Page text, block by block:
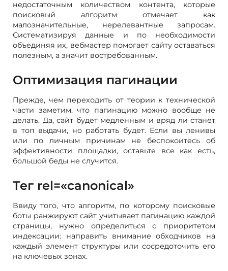
недостаточным количеством контента, которые
поисковый алгоритм отмечает как
малозначительные, нерелевантные запросам.
Систематизируя данные и по необходимости
объединяя их, вебмастер помогает сайту оставаться
полезным, а значит востребованным.
Оптимизация пагинации
Прежде, чем переходить от теории к технической
части заметим, что пагинацию можно вообще не
делать. Да, сайт будет медленным и вряд ли станет
в топ выдачи, но работать будет. Если вы ленивы
или по личным причинам не беспокоитесь об
эффективности площадки, оставьте все как есть,
большой беды не случится.
Тег rel=«canonical»
Ввиду того, что алгоритм, по которому поисковые
боты ранжируют сайт учитывает пагинацию каждой
страницы, нужно определиться с приоритетом
индексации: направить внимание обходчиков на
каждый элемент структуры или сосредоточить его
на ключевых зонах.